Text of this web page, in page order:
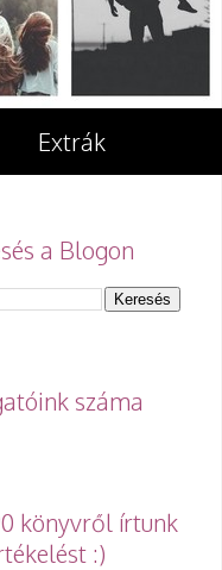
Extrák
a Blogon
száma
könyvről írtunk
:)